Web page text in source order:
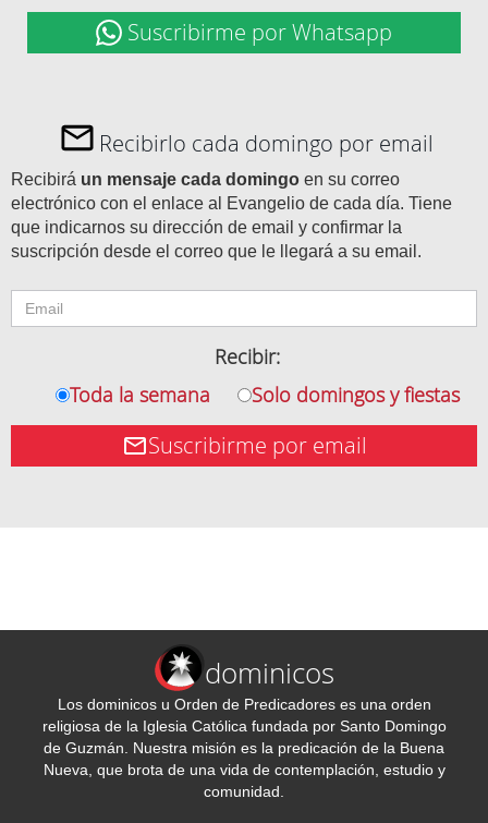
Suscribirme por Whatsapp
Recibirlo cada domingo por email
Recibirá un mensaje cada domingo en su correo
electrónico con el enlace al Evangelio de cada día. Tiene
que indicarnos su dirección de email y confirmar la
suscripción desde el correo que le llegará a su email.
Recibir:
Toda la semana
Solo domingos y fiestas
Suscribirme por email
dominicos
Los dominicos u Orden de Predicadores es una orden
religiosa de la Iglesia Católica fundada por Santo Domingo
de Guzmán. Nuestra misión es la predicación de la Buena
Nueva, que brota de una vida de contemplación, estudio y
comunidad.